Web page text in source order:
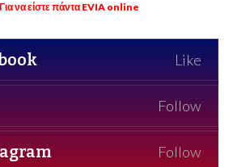
Για να είστε πάντα EVIA online
Like
Follow
Follow